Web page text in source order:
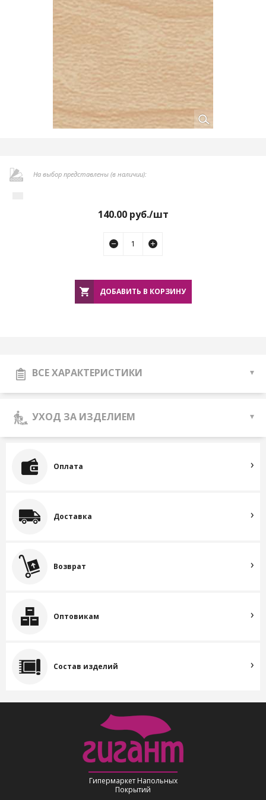
На выбор представлены (в наличии):
140.00руб./шт
ДОБАВИТЬ В КОРЗИНУ
ВСЕ ХАРАКТЕРИСТИКИ
УХОД ЗА ИЗДЕЛИЕМ
Оплата
Доставка
Возврат
Оптовикам
Состав изделий
Гипермаркет Напольных
Покрытий